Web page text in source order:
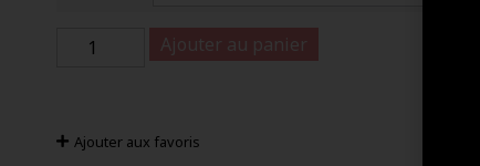
Ajouter au panier
Ajouter aux favoris